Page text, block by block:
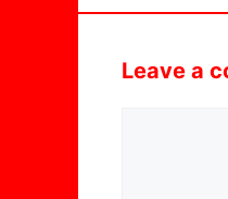
Leave a